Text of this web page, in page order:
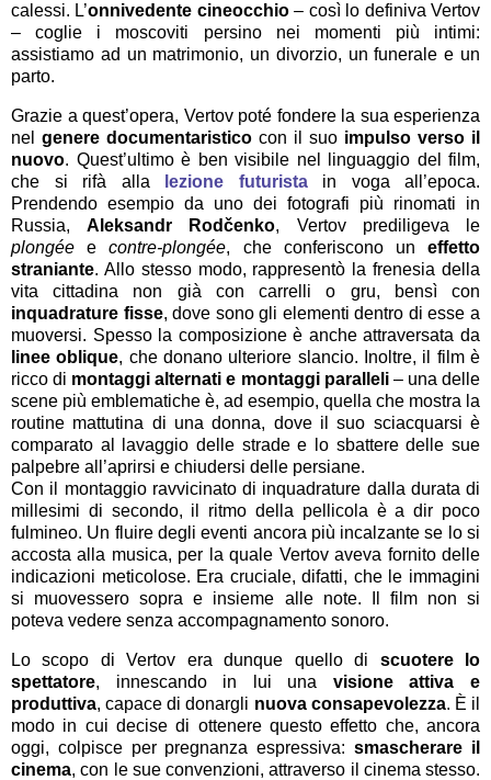
calessi. L’onnivedente cineocchio– così lo definiva Vertov
– coglie i moscoviti persino nei momenti più intimi:
assistiamo ad un matrimonio, un divorzio, un funerale e un
parto.
Grazie a quest’opera, Vertov poté fondere la sua esperienza
nel genere documentaristico con il suo impulso verso il
nuovo. Quest’ultimo è ben visibile nel linguaggio del film,
che si rifà alla
lezione futuristain voga all’epoca.
Prendendo esempio da uno dei fotografi più rinomati in
Russia,Aleksandr Rodčenko, Vertov prediligeva le
plongée econtre-plongée, che conferiscono uneffetto
straniante. Allo stesso modo, rappresentò la frenesia della
vita cittadina non già con carrelli o gru, bensì con
inquadrature fisse, dove sono gli elementi dentro di esse a
muoversi. Spesso la composizione è anche attraversata da
linee oblique, che donano ulteriore slancio. Inoltre, il film è
ricco di montaggi alternati e montaggi paralleli– una delle
scene più emblematiche è, ad esempio, quella che mostra la
routine mattutina di una donna, dove il suo sciacquarsi è
comparato al lavaggio delle strade e lo sbattere delle sue
palpebre all’aprirsi e chiudersi delle persiane.
Con il montaggio ravvicinato di inquadrature dalla durata di
millesimi di secondo, il ritmo della pellicola è a dir poco
fulmineo. Un fluire degli eventi ancora più incalzante se lo si
accosta alla musica, per la quale Vertov aveva fornito delle
indicazioni meticolose. Era cruciale, difatti, che le immagini
si muovessero sopra e insieme alle note. Il film non si
poteva vedere senza accompagnamento sonoro.
Lo scopo di Vertov era dunque quello di scuotere lo
spettatore, innescando in lui una visione attiva e
produttiva, capace di donargli nuova consapevolezza. È il
modo in cui decise di ottenere questo effetto che, ancora
oggi, colpisce per pregnanza espressiva:smascherare il
cinema, con le sue convenzioni, attraverso il cinema stesso.